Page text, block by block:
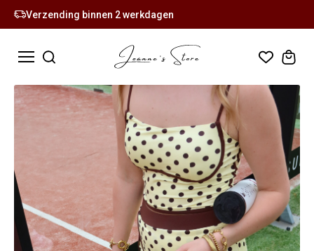
Verzending binnen 2 werkdagen